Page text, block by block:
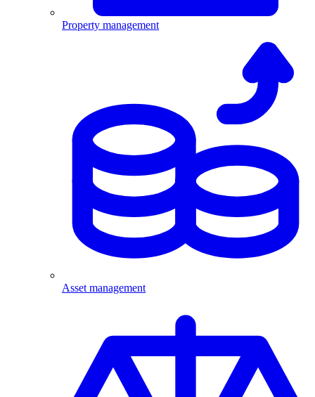
Property management
Asset management